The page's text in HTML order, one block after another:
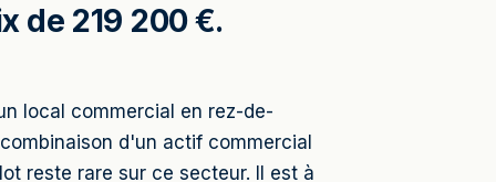
de 219 200 €.
local commercial en rez-de-
d'un actif commercial
reste rare sur ce secteur. Il est à